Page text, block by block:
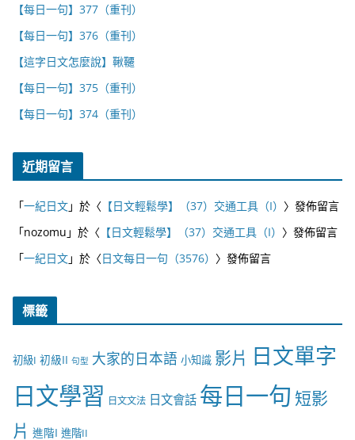
【每日一句】377（重刊）
【每日一句】376（重刊）
【這字日文怎麼說】鞦韆
【每日一句】375（重刊）
【每日一句】374（重刊）
近期留言
「一紀日文」於〈 【日文輕鬆學】（37）交通工具（I） 〉發佈留言
「nozomu 」於〈 【日文輕鬆學】（37）交通工具（I） 〉發佈留言
「一紀日文」於〈日文每日一句（3576） 〉發佈留言
標籤
初級I 初級II 句型 大家的日本語 小知識 影片 日文單字
日文學習 日文文法 日文會話 每日一句 短影
片 進階I 進階II